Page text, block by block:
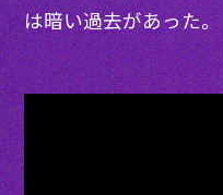
は暗い過去があった。